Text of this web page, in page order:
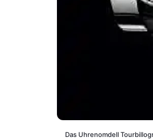
Das Uhrenomdell